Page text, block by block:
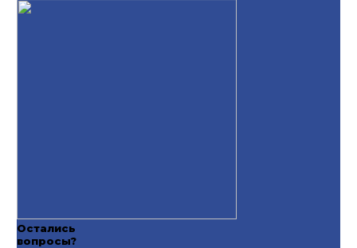
Остались
вопросы?